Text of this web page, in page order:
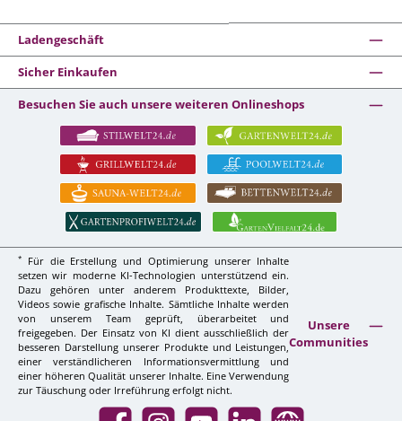
Ladengeschäft
Sicher Einkaufen
Besuchen Sie auch unsere weiteren Onlineshops
*
Für die Erstellung und Optimierung unserer Inhalte
setzen wir moderne KI-Technologien unterstützend ein.
Dazu gehören unter anderem Produkttexte, Bilder,
Videos sowie grafische Inhalte. Sämtliche Inhalte werden
von unserem Team geprüft, überarbeitet und
freigegeben. Der Einsatz von KI dient ausschließlich der
besseren Darstellung unserer Produkte und Leistungen,
einer verständlicheren Informationsvermittlung und
einer höheren Qualität unserer Inhalte. Eine Verwendung
zur Täuschung oder Irreführung erfolgt nicht.
Unsere
Communities